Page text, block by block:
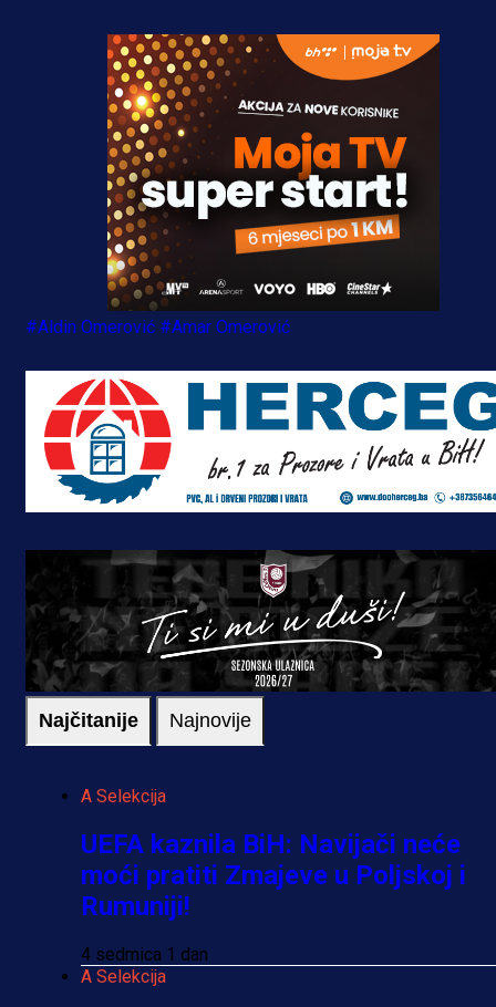
#Aldin Omerović #Amar Omerović
Najčitanije Najnovije
A Selekcija
UEFA kaznila BiH: Navijači neće
moći pratiti Zmajeve u Poljskoj i
Rumuniji!
4 sedmica 1 dan
A Selekcija